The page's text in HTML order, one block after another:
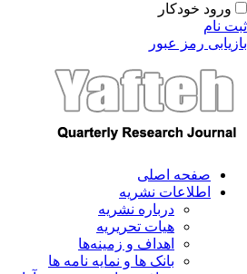
ورود خودکار
نام
رمز عبور
صفحه اصلی
اطلاعات نشریه
درباره نشریه
هیات تحریریه
اهداف و زمینه‌ها
بانک ها و نمایه نامه ها